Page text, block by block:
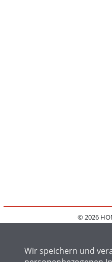
© 2026
FAQ
Wir speichern und